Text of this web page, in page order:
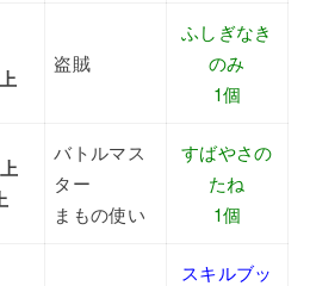
盗賊
ふしぎなき
のみ
1個
バトルマス
ター
まもの使い
すばやさの
たね
1個
スキルブッ